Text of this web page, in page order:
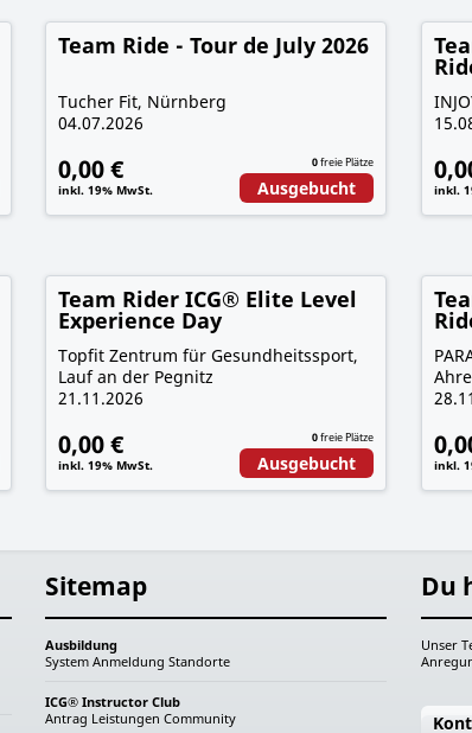
Team Ride - Tour de July 2026
Tucher Fit, Nürnberg
04.07.2026
0,00 €
inkl. 19% MwSt.
0freie Plätze
Ausgebucht inkl.
Team Rider ICG® Elite Level
Experience Day
Topfit Zentrum für Gesundheitssport,
Lauf an der Pegnitz
21.11.2026
0,00 €
inkl. 19% MwSt.
0freie Plätze
Ausgebucht inkl.
Sitemap
Ausbildung
System Anmeldung Standorte
ICG® Instructor Club
Antrag Leistungen Community
Du
Unser